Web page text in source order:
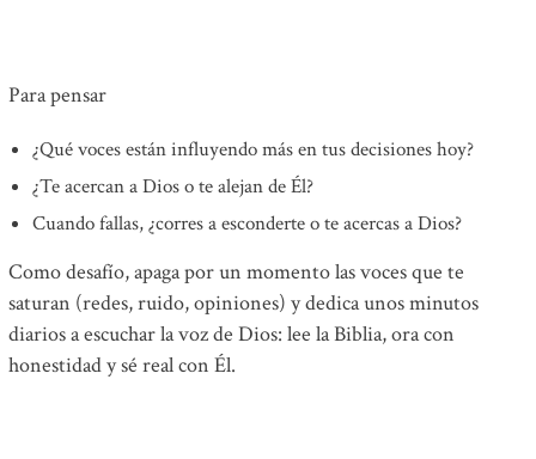
Para pensar
¿Qué voces están influyendo más en tus decisiones hoy?
¿Te acercan a Dios o te alejan de Él?
Cuando fallas, ¿corres a esconderte o te acercas a Dios?
Como desafío, apaga por un momento las voces que te
saturan (redes, ruido, opiniones) y dedica unos minutos
diarios a escuchar la voz de Dios: lee la Biblia, ora con
honestidad y sé real con Él.